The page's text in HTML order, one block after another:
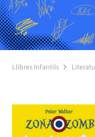
Llibres Infantils